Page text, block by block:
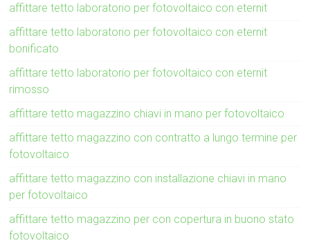
affittare tetto laboratorio per fotovoltaico con eternit
affittare tetto laboratorio per fotovoltaico con eternit
bonificato
affittare tetto laboratorio per fotovoltaico con eternit
rimosso
affittare tetto magazzino chiavi in mano per fotovoltaico
affittare tetto magazzino con contratto a lungo termine per
fotovoltaico
affittare tetto magazzino con installazione chiavi in mano
per fotovoltaico
affittare tetto magazzino per con copertura in buono stato
fotovoltaico